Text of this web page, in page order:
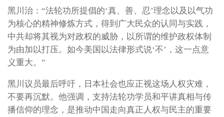
黑川治：“法轮功所提倡的‘真、善、忍’理念以及以气功
为核心的精神修炼方式，得到广大民众的认同与实践，
中共却将其视为对政权的威胁，以所谓的维护政权体制
为由加以打压。如今美国以法律形式说‘不’，这一点意
义重大。”
黑川议员最后呼吁，日本社会也应正视这场人权灾难，
不要再沉默。他强调，支持法轮功学员和平讲真相与传
播信仰的理念，是推动中国走向真正人权与民主的重要